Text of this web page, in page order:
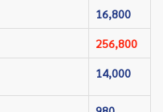
16,800
256,800
14,000